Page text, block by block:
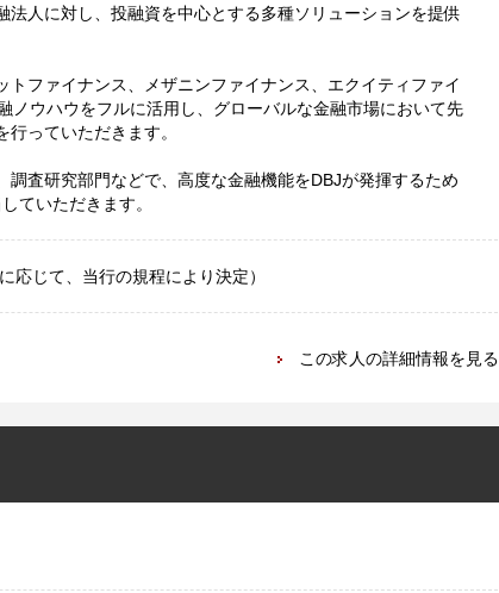
法人に対し、投融資を中心とする多種ソリューションを提供
トファイナンス、メザニンファイナンス、エクイティファイ
ノウハウをフルに活用し、グローバルな金融市場において先
っていただきます。
査研究部門などで、高度な金融機能をDBJが発揮するため
ていただきます。
応じて、当行の規程により決定）
この求人の詳細情報を見る